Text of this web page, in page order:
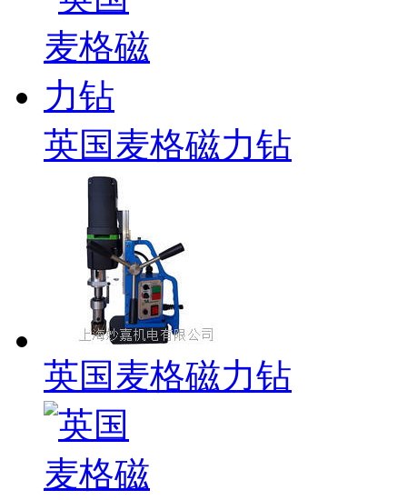
英国麦格磁力钻
英国麦格磁力钻